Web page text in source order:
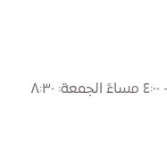
من الإثنين إلى الخميس: ٨:٣٠ صباحًا - ٤:٠٠ مساءً الجمعة: ٨:٣٠